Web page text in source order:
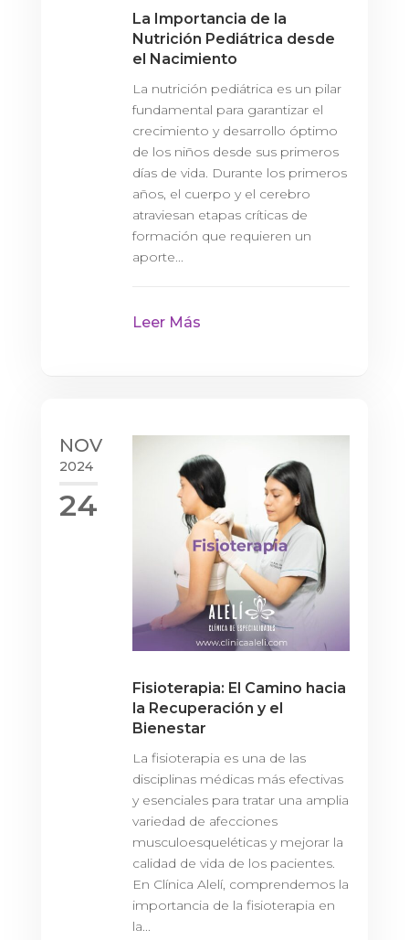
La Importancia de la
Nutrición Pediátrica desde
el Nacimiento
La nutrición pediátrica es un pilar
fundamental para garantizar el
crecimiento y desarrollo óptimo
de los niños desde sus primeros
días de vida. Durante los primeros
años, el cuerpo y el cerebro
atraviesan etapas críticas de
formación que requieren un
aporte...
Leer Más
NOV
2024
24
Fisioterapia: El Camino hacia
la Recuperación y el
Bienestar
La fisioterapia es una de las
disciplinas médicas más efectivas
y esenciales para tratar una amplia
variedad de afecciones
musculoesqueléticas y mejorar la
calidad de vida de los pacientes.
En Clínica Alelí, comprendemos la
importancia de la fisioterapia en
la...